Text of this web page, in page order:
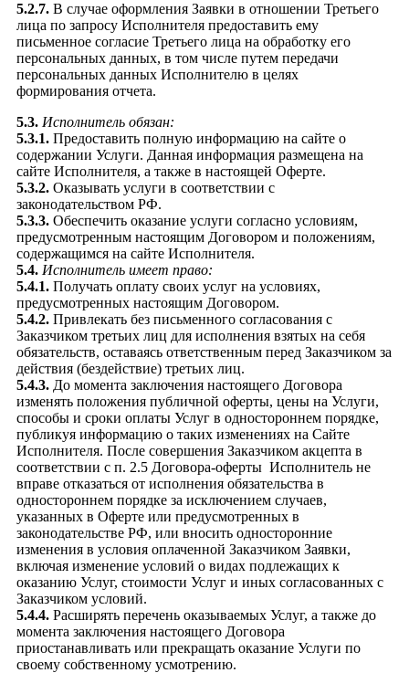
5.2.7. В случае оформления Заявки в отношении Третьего
лица по запросу Исполнителя предоставить ему
письменное согласие Третьего лица на обработку его
персональных данных, в том числе путем передачи
персональных данных Исполнителю в целях
формирования отчета.
5.3. Исполнитель обязан:
5.3.1. Предоставить полную информацию на сайте о
содержании Услуги. Данная информация размещена на
сайте Исполнителя, а также в настоящей Оферте.
5.3.2. Оказывать услуги в соответствии с
законодательством РФ.
5.3.3. Обеспечить оказание услуги согласно условиям,
предусмотренным настоящим Договором и положениям,
содержащимся на сайте Исполнителя.
5.4. Исполнитель имеет право:
5.4.1. Получать оплату своих услуг на условиях,
предусмотренных настоящим Договором.
5.4.2. Привлекать без письменного согласования с
Заказчиком третьих лиц для исполнения взятых на себя
обязательств, оставаясь ответственным перед Заказчиком за
действия (бездействие) третьих лиц.
5.4.3. До момента заключения настоящего Договора
изменять положения публичной оферты, цены на Услуги,
способы и сроки оплаты Услуг в одностороннем порядке,
публикуя информацию о таких изменениях на Сайте
Исполнителя. После совершения Заказчиком акцепта в
соответствии с п. 2.5 Договора-оферты Исполнитель не
вправе отказаться от исполнения обязательства в
одностороннем порядке за исключением случаев,
указанных в Оферте или предусмотренных в
законодательстве РФ, или вносить односторонние
изменения в условия оплаченной Заказчиком Заявки,
включая изменение условий о видах подлежащих к
оказанию Услуг, стоимости Услуг и иных согласованных с
Заказчиком условий.
5.4.4. Расширять перечень оказываемых Услуг, а также до
момента заключения настоящего Договора
приостанавливать или прекращать оказание Услуги по
своему собственному усмотрению.